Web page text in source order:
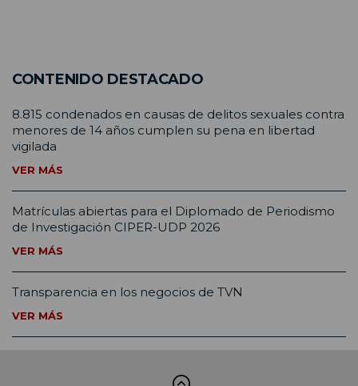
CONTENIDO DESTACADO
8.815 condenados en causas de delitos sexuales contra
menores de 14 años cumplen su pena en libertad
vigilada
VER MÁS
Matrículas abiertas para el Diplomado de Periodismo
de Investigación CIPER-UDP 2026
VER MÁS
Transparencia en los negocios de TVN
VER MÁS